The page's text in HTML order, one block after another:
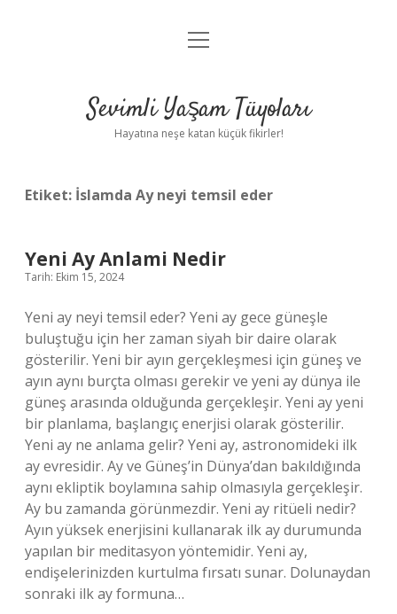
Anasayfa
Yasal Uyarı
menüyü
Sevimli Yaşam Tüyoları
Hayatına neşe katan küçük fikirler!
Etiket: İslamda Ay neyi temsil eder
Yeni Ay Anlami Nedir
Tarih: Ekim 15, 2024
Yeni ay neyi temsil eder? Yeni ay gece güneşle
buluştuğu için her zaman siyah bir daire olarak
gösterilir. Yeni bir ayın gerçekleşmesi için güneş ve
ayın aynı burçta olması gerekir ve yeni ay dünya ile
güneş arasında olduğunda gerçekleşir. Yeni ay yeni
bir planlama, başlangıç ​​enerjisi olarak gösterilir.
Yeni ay ne anlama gelir? Yeni ay, astronomideki ilk
ay evresidir. Ay ve Güneş’in Dünya’dan bakıldığında
aynı ekliptik boylamına sahip olmasıyla gerçekleşir.
Ay bu zamanda görünmezdir. Yeni ay ritüeli nedir?
Ayın yüksek enerjisini kullanarak ilk ay durumunda
yapılan bir meditasyon yöntemidir. Yeni ay,
endişelerinizden kurtulma fırsatı sunar. Dolunaydan
sonraki ilk ay formuna…